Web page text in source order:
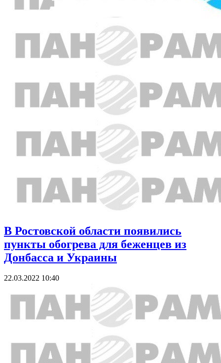
В Ростовской области появились
пункты обогрева для беженцев из
Донбасса и Украины
22.03.2022 10:40